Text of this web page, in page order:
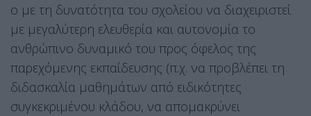
o με τη δυνατότητα του σχολείου να διαχειριστεί
με μεγαλύτερη ελευθερία και αυτονομία το
ανθρώπινο δυναμικό του προς όφελος της
παρεχόμενης εκπαίδευσης (π.χ. να προβλέπει τη
διδασκαλία μαθημάτων από ειδικότητες
συγκεκριμένου κλάδου, να απομακρύνει